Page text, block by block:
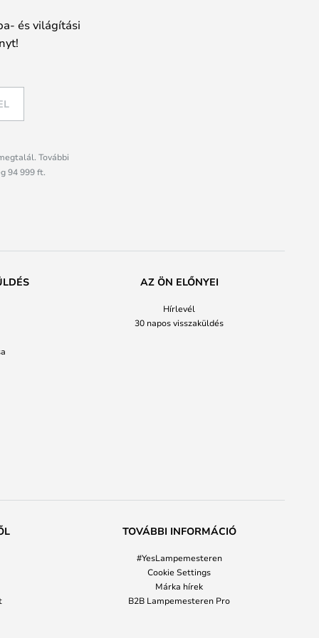
és világítási
További
94 999 ft.
AZ ÖN ELŐNYEI
Hírlevél
30 napos visszaküldés
TOVÁBBI INFORMÁCIÓ
#YesLampemesteren
Cookie Settings
Márka hírek
B2B Lampemesteren Pro